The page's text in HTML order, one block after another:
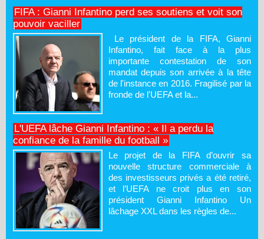
FIFA : Gianni Infantino perd ses soutiens et voit son
pouvoir vaciller
Le président de la FIFA, Gianni
Infantino, fait face à la plus
importante contestation de son
mandat depuis son arrivée à la tête
de l'instance en 2016. Fragilisé par la
fronde de l'UEFA et la...
L'UEFA lâche Gianni Infantino : « Il a perdu la
confiance de la famille du football »
Le projet de la FIFA d’ouvrir sa
nouvelle structure commerciale à
des investisseurs privés a été retiré,
et l’UEFA ne croit plus en son
président Gianni Infantino Un
lâchage XXL dans les règles de...